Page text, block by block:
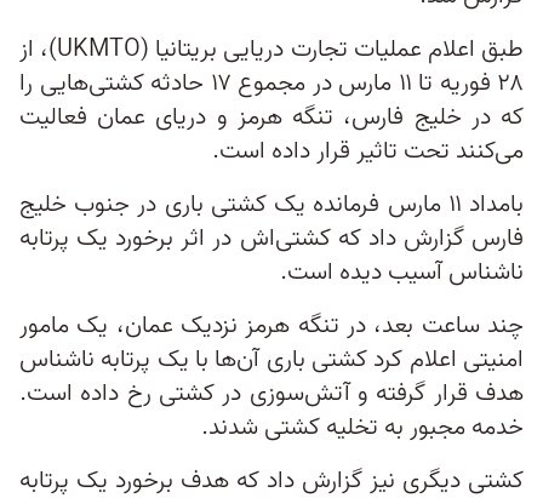
طبق اعلام عملیات تجارت دریایی بریتانیا (UKMTO)، از
۲۸ فوریه تا ۱۱ مارس در مجموع ۱۷ حادثه کشتی‌هایی را
که در خلیج فارس، تنگه هرمز و دریای عمان فعالیت
می‌کنند تحت تاثیر قرار داده است.
بامداد ۱۱ مارس فرمانده یک کشتی باری در جنوب خلیج
فارس گزارش داد که کشتی‌اش در اثر برخورد یک پرتابه
ناشناس آسیب دیده است.
چند ساعت بعد، در تنگه هرمز نزدیک عمان، یک مامور
امنیتی اعلام کرد کشتی باری آن‌ها با یک پرتابه ناشناس
هدف قرار گرفته و آتش‌سوزی در کشتی رخ داده است.
خدمه مجبور به تخلیه کشتی شدند.
کشتی دیگری نیز گزارش داد که هدف برخورد یک پرتابه